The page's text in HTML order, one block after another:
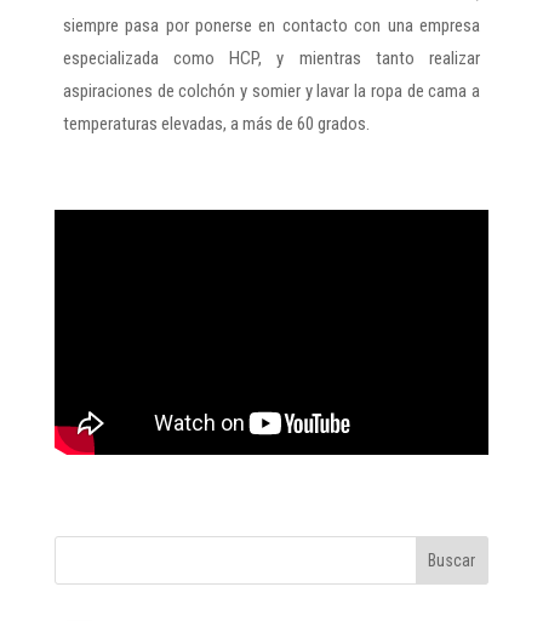
siempre pasa por ponerse en contacto con una empresa
especializada como HCP, y mientras tanto realizar
aspiraciones de colchón y somier y lavar la ropa de cama a
temperaturas elevadas, a más de 60 grados.